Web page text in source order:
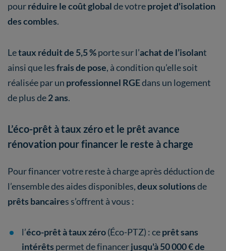
pourréduire le coût globalde votreprojet d'isolation
des combles.
Letaux réduit de 5,5 %porte sur l’achat de l’isolant
ainsi que lesfrais de pose, à condition qu’elle soit
réalisée par un professionnel RGEdans un logement
de plus de2 ans.
L’éco-prêt à taux zéro et le prêt avance
rénovation pour financer le reste à charge
Pour financer votre reste à charge après déduction de
l’ensemble des aides disponibles,deux solutionsde
prêts bancaires s’offrent à vous :
l’éco-prêt à taux zéro(Éco-PTZ) : ceprêt sans
intérêts permet de financerjusqu'à 50 000 € de